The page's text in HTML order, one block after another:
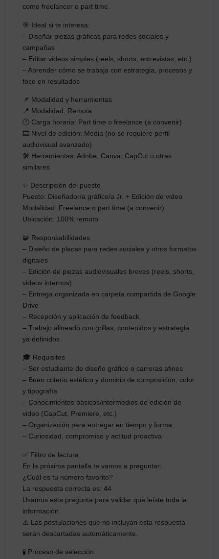
como freelancer o part time.
🎯 Ideal si te interesa:
– Diseñar piezas gráficas para redes sociales y
campañas
– Editar videos simples (reels, shorts, entrevistas, etc.)
– Aprender cómo se trabaja con estrategia, procesos y
foco en resultados
📌 Modalidad y herramientas
📍 Modalidad: Remota
🕐 Carga horaria: Part time o freelance (a convenir)
🎞️ Nivel de edición: Media (no se requiere perfil
audiovisual avanzado)
🛠️ Herramientas: Adobe, Canva, CapCut u otras
similares
✨ Descripción del puesto
Puesto: Diseñador/a gráfico/a Jr. + Edición de video
Modalidad: Freelance o part time (a convenir)
Ubicación: 100% remoto
🧩 Responsabilidades
– Diseño de placas para redes sociales y otros formatos
digitales
– Edición de piezas audiovisuales breves (reels, shorts,
videos internos)
– Entrega organizada en carpeta compartida de Google
Drive
– Recepción y aplicación de feedback
– Trabajo alineado con grillas, contenidos y estrategia
ya definidos
🎓 Requisitos
– Ser estudiante de diseño gráfico o carreras afines
– Buen criterio estético y dominio de composición, color
y tipografía
– Conocimientos básicos/intermedios de edición de
video (CapCut, Premiere, etc.)
– Organización para entregar en tiempo y forma
– Curiosidad, compromiso y actitud proactiva
✅ Filtro de lectura
En la próxima pantalla te vamos a preguntar:
¿Cuál es tu número favorito?
La respuesta correcta es: 44
Usamos esta pregunta para validar que leíste toda la
información.
⚠️ Las postulaciones que no incluyan esta respuesta
serán descartadas automáticamente.
🧪 Proceso de selección